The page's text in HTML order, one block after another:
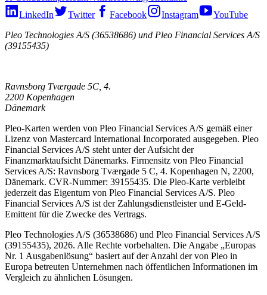
LinkedIn
Twitter Facebook Instagram
YouTube
Pleo Technologies A/S (36538686) und Pleo Financial Services A/S
(39155435)
Ravnsborg Tværgade 5C, 4.
2200 Kopenhagen
Dänemark
Pleo-Karten werden von Pleo Financial Services A/S gemäß einer
Lizenz von Mastercard International Incorporated ausgegeben. Pleo
Financial Services A/S steht unter der Aufsicht der
Finanzmarktaufsicht Dänemarks. Firmensitz von Pleo Financial
Services A/S: Ravnsborg Tværgade 5 C, 4. Kopenhagen N, 2200,
Dänemark. CVR-Nummer: 39155435. Die Pleo-Karte verbleibt
jederzeit das Eigentum von Pleo Financial Services A/S. Pleo
Financial Services A/S ist der Zahlungsdienstleister und E-Geld-
Emittent für die Zwecke des Vertrags.
Pleo Technologies A/S (36538686) und Pleo Financial Services A/S
(39155435), 2026. Alle Rechte vorbehalten. Die Angabe „Europas
Nr. 1 Ausgabenlösung“ basiert auf der Anzahl der von Pleo in
Europa betreuten Unternehmen nach öffentlichen Informationen im
Vergleich zu ähnlichen Lösungen.